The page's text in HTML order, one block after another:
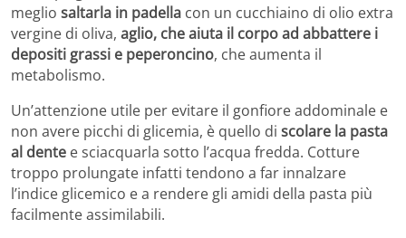
meglio saltarla in padella con un cucchiaino di olio extra
vergine di oliva, aglio, che aiuta il corpo ad abbattere i
depositi grassi e peperoncino, che aumenta il
metabolismo.
Un’attenzione utile per evitare il gonfiore addominale e
non avere picchi di glicemia, è quello di scolare la pasta
al dente e sciacquarla sotto l’acqua fredda. Cotture
troppo prolungate infatti tendono a far innalzare
l’indice glicemico e a rendere gli amidi della pasta più
facilmente assimilabili.